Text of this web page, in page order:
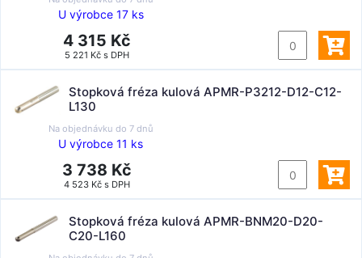
U výrobce 17 ks
4 315 Kč
5 221 Kč s DPH
Stopková fréza kulová APMR-P3212-D12-C12-
L130
Na objednávku do 7 dnů
U výrobce 11 ks
3 738 Kč
4 523 Kč s DPH
Stopková fréza kulová APMR-BNM20-D20-
C20-L160